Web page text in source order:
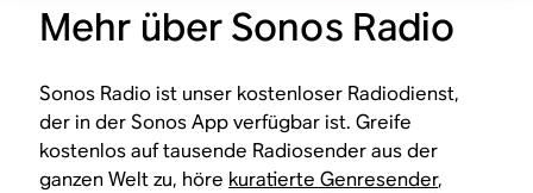
Mehr über Sonos Radio
Sonos Radio ist unser kostenloser Radiodienst,
der in der Sonos App verfügbar ist. Greife
kostenlos auf tausende Radiosender aus der
ganzen Welt zu, höre kuratierte Genresender,